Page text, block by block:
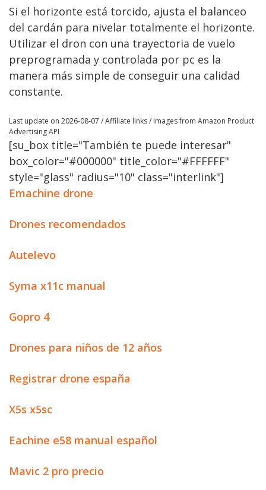
Si el horizonte está torcido, ajusta el balanceo
del cardán para nivelar totalmente el horizonte.
Utilizar el dron con una trayectoria de vuelo
preprogramada y controlada por pc es la
manera más simple de conseguir una calidad
constante.
Last update on 2026-08-07 / Affiliate links / Images from Amazon Product
Advertising API
[su_box title="También te puede interesar"
box_color="#000000" title_color="#FFFFFF"
style="glass" radius="10" class="interlink"]
Emachine drone
Drones recomendados
Autelevo
Syma x11c manual
Gopro 4
Drones para niños de 12 años
Registrar drone españa
X5s x5sc
Eachine e58 manual español
Mavic 2 pro precio